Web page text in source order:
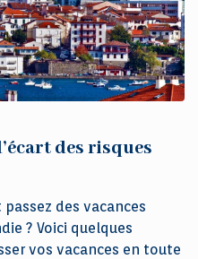
des risques
passez des vacances
? Voici quelques
vos vacances en toute